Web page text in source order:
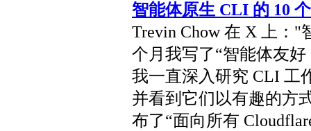
智能体原生 CLI 的 10
Trevin Chow 在 X 上："
个月我写了“智能体友
我一直深入研究 CLI 工
并看到它们以有趣的方
布了“面向所有